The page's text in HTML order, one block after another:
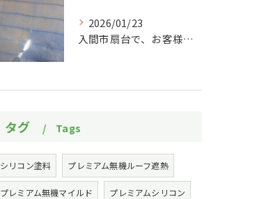
2026/01/23
入間市扇台で、お客様のお家の屋根の塗装作業をしました！初めに...
タグ Tags
シリコン塗料 プレミアム無機ルーフ遮熱
プレミアム無機マイルド プレミアムシリコン